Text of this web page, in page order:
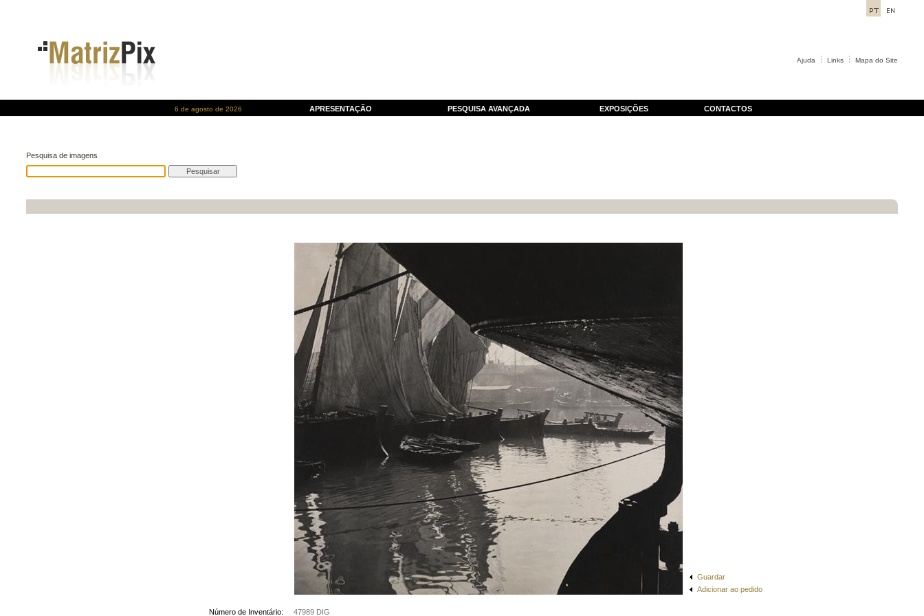
Ajuda Links Mapa do Site
6 de agosto de 2026 APRESENTAÇÃO PESQUISA AVANÇADA EXPOSIÇÕES CONTACTOS
Pesquisa de imagens
Guardar
Adicionar ao pedido
Número de Inventário: 47989 DIG